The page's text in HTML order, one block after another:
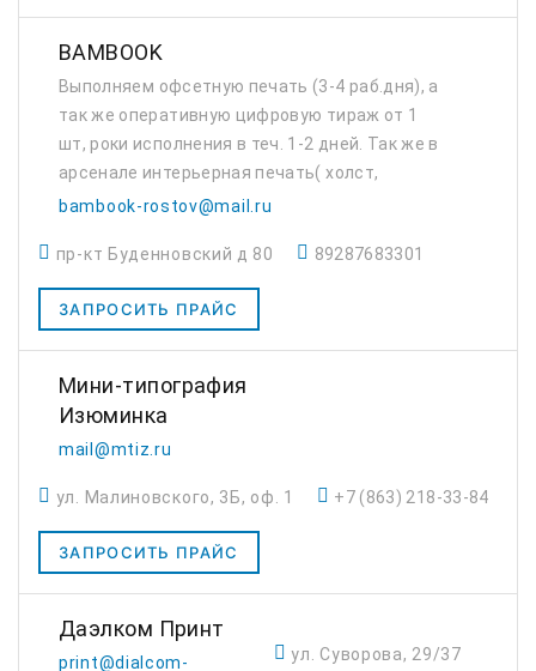
BAMBOOK
Выполняем офсетную печать (3-4 раб.дня), а
так же оперативную цифровую тираж от 1
шт, роки исполнения в теч. 1-2 дней. Так же в
арсенале интерьерная печать( холст,
баннер, постер, самоклейка), плоттерная
(ламинировани...
bambook-rostov@mail.ru
пр-кт Буденновский д 80 89287683301
ЗАПРОСИТЬ ПРАЙС
Мини-типография
Изюминка
mail@mtiz.ru
ул. Малиновского, 3Б, оф. 1 +7 (863) 218-33-84
ЗАПРОСИТЬ ПРАЙС
Даэлком Принт
print@dialcom-
ул. Суворова, 29/37